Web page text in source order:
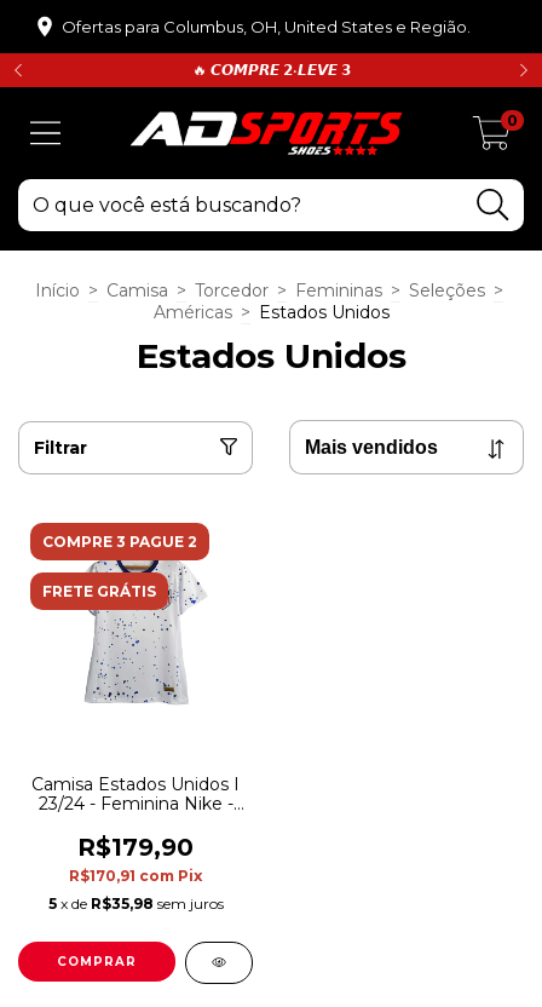
Ofertas para Columbus, OH, United States e Região.
🔥 𝘾𝙊𝙈𝙋𝙍𝙀 𝟮•𝙇𝙀𝙑𝙀 𝟯
0
Início > Camisa > Torcedor > Femininas > Seleções >
Américas > Estados Unidos
Estados Unidos
Filtrar
COMPRE 3 PAGUE 2
FRETE GRÁTIS
Camisa Estados Unidos I
23/24 - Feminina Nike -
R$179,90
R$170,91 com Pix
5 x de R$35,98 sem juros
COMPRAR